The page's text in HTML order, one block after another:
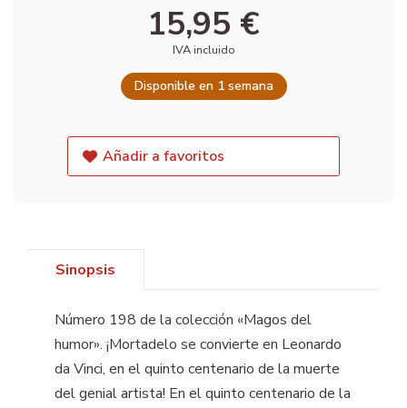
15,95 €
IVA incluido
Disponible en 1 semana
Añadir a favoritos
Sinopsis
Número 198 de la colección «Magos del
humor». ¡Mortadelo se convierte en Leonardo
da Vinci, en el quinto centenario de la muerte
del genial artista! En el quinto centenario de la